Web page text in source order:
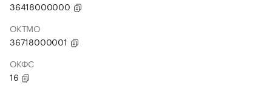
36418000000
ОКТМО
36718000001
ОКФС
16